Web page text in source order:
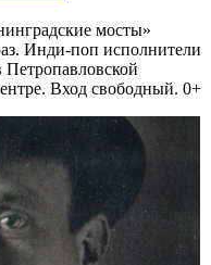
мосты»
Инди-поп исполнители
Петропавловской
Вход свободный. 0+